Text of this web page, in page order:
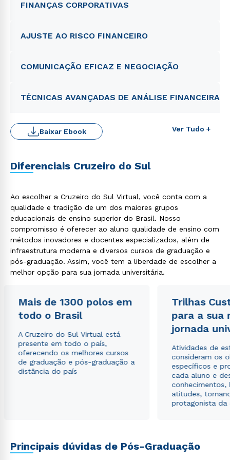
FINANÇAS CORPORATIVAS
AJUSTE AO RISCO FINANCEIRO
COMUNICAÇÃO EFICAZ E NEGOCIAÇÃO
TÉCNICAS AVANÇADAS DE ANÁLISE FINANCEIRA
Ver Tudo +
Baixar Ebook
Diferenciais Cruzeiro do Sul
Ao escolher a Cruzeiro do Sul Virtual, você conta com a
qualidade e tradição de um dos maiores grupos
educacionais de ensino superior do Brasil. Nosso
compromisso é oferecer ao aluno qualidade de ensino com
métodos inovadores e docentes especializados, além de
infraestrutura moderna e diversos cursos de graduação e
pós-graduação. Assim, você tem a liberdade de escolher a
melhor opção para sua jornada universitária.
Mais de 1300 polos em
todo o Brasil
A Cruzeiro do Sul Virtual está
presente em todo o país,
oferecendo os melhores cursos
de graduação e pós-graduação a
distância do país
Trilhas
para a sua
jornada
Atividades de
consideram os
específicos e
cada aluno e
conhecimentos,
atitudes,
protagonista da
Principais dúvidas de Pós-Graduação
Rápido e fácil
WhatsApp
Estou de acordo com a